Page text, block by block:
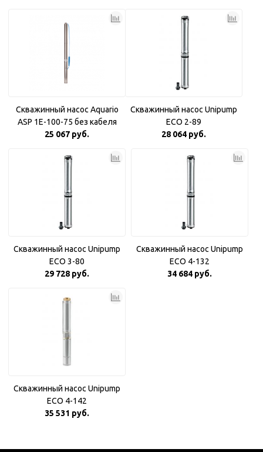
Скважинный насос Aquario
ASP 1E-100-75 без кабеля
25 067 руб.
Скважинный насос Unipump
ECO 2-89
28 064 руб.
Скважинный насос Unipump
ECO 3-80
29 728 руб.
Скважинный насос Unipump
ECO 4-132
34 684 руб.
Скважинный насос Unipump
ECO 4-142
35 531 руб.